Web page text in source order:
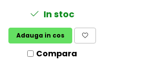
In stoc
Adauga in cos
Compara